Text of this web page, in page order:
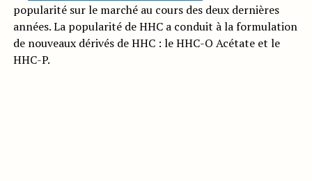
popularité sur le marché au cours des deux dernières
années. La popularité de HHC a conduit à la formulation
de nouveaux dérivés de HHC : le HHC-O Acétate et le
HHC-P.